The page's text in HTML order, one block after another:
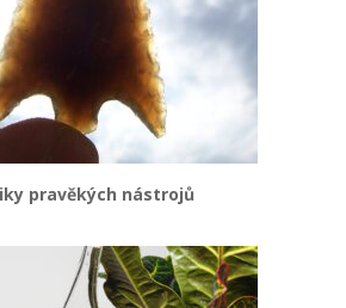
pravěkých nástrojů